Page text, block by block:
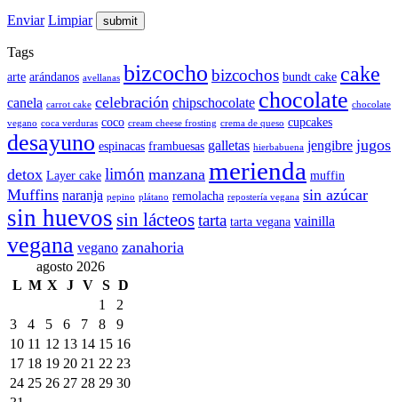
Enviar Limpiar
Tags
arte arándanos avellanas bizcocho bizcochos bundt cake cake
canela carrot cake celebración chipschocolate chocolate chocolate
vegano coca verduras coco cream cheese frosting crema de queso cupcakes
desayuno espinacas frambuesas galletas hierbabuena jengibre jugos
detox Layer cake limón manzana merienda muffin
Muffins naranja pepino plátano remolacha repostería vegana sin azúcar
sin huevos sin lácteostarta tarta vegana vainilla
vegana vegano zanahoria
agosto 2026
L M X J V S D
1
2
3
4 5 6 7 8
9
10 11 12 13 14 15 16
17 18 19 20 21 22 23
24 25 26 27 28 29 30